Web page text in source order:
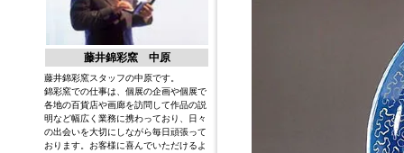
藤井錦彩窯 中原
藤井錦彩窯スタッフの中原です。
錦彩窯での仕事は、個展の企画や個展で
各地の百貨店や画廊を訪問して作品の説
明など幅広く業務に携わっており、日々
の出会いを大切にしながら毎日頑張って
おります。お客様に喜んでいただけるよ